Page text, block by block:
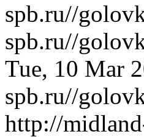
spb.ru//
spb.ru//
Tue, 10 Mar
spb.ru//
http://